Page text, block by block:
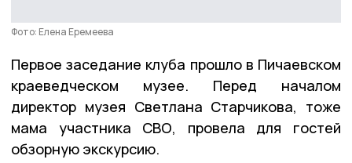
Фото: Елена Еремеева
Первое заседание клуба прошло в Пичаевском
краеведческом музее. Перед началом
директор музея Светлана Старчикова, тоже
мама участника СВО, провела для гостей
обзорную экскурсию.